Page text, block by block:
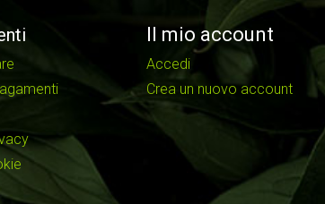
Il mio account
Accedi
Crea un nuovo account